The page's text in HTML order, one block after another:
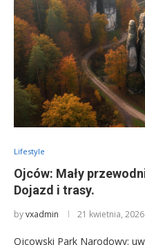
Lifestyle
Ojców: Mały
Dojazd i trasy.
byvxadmin 21 kwietnia, 2026
Ojcowski Park Narodowy: